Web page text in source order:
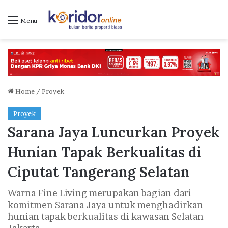
Menu
Home / Proyek
Proyek
Sarana Jaya Luncurkan Proyek
Hunian Tapak Berkualitas di
Ciputat Tangerang Selatan
Warna Fine Living merupakan bagian dari
komitmen Sarana Jaya untuk menghadirkan
hunian tapak berkualitas di kawasan Selatan